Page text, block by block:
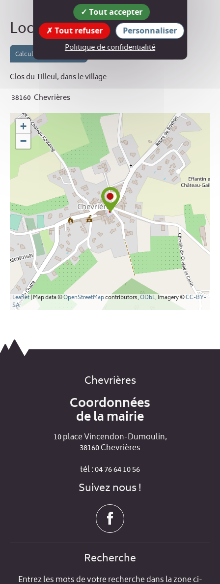
Localisation
Calculer votre itinéraire
Clos du Tilleul, dans le village
38160 Chevrières
+
−
Leaflet| Map data ©OpenStreetMapcontributors,ODbL, Imagery ©CC-BY-
SA
Chevrières
Coordonnées
de la mairie
10 place Vincendon-Dumoulin,
38160 Chevrières
tél : 04 76 64 10 56
Suivez nous !
Recherche
Entrez les mots de votre recherche dans la zone ci-
Tout accepter
Tout refuser
Personnaliser
Politique de confidentialité